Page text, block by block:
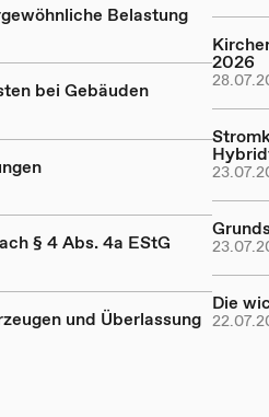
Belastung
bei Gebäuden
§ 4 Abs. 4a EStG
und Überlassung
2026
Die